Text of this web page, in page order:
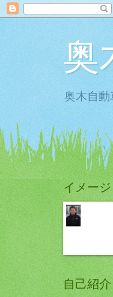
奥
奥木自
イメージ
自己紹介